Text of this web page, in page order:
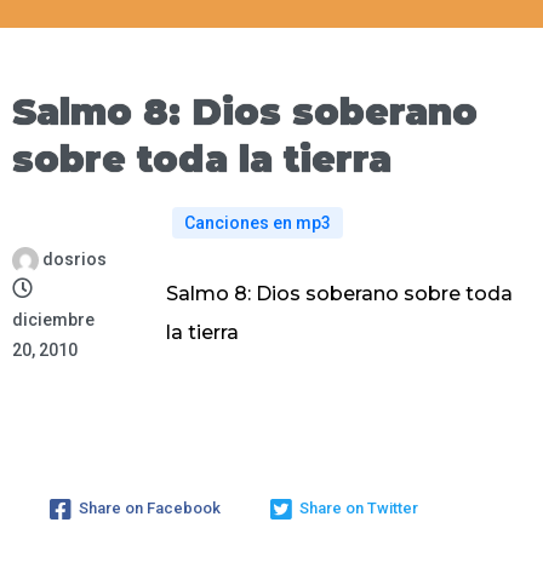
Salmo 8: Dios soberano
sobre toda la tierra
dosrios
diciembre
20, 2010
Canciones en mp3
Salmo 8: Dios soberano sobre toda
la tierra
Share on Facebook Share on Twitter